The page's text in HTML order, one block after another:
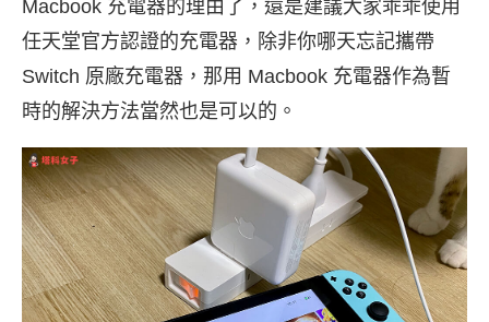
Macbook 充電器的理由了，還是建議大家乖乖使用
任天堂官方認證的充電器，除非你哪天忘記攜帶
Switch 原廠充電器，那用 Macbook 充電器作為暫
時的解決方法當然也是可以的。